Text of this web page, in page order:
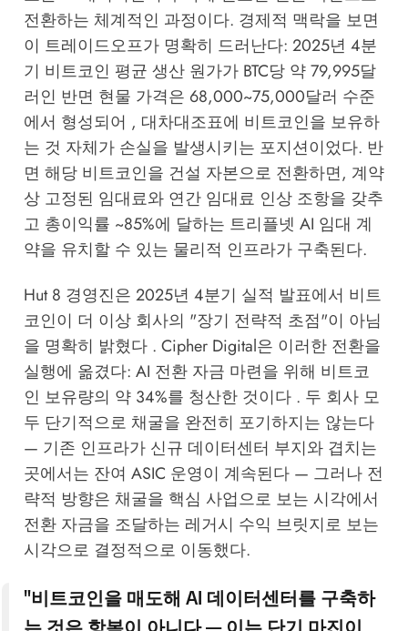
전환하는 체계적인 과정이다. 경제적 맥락을 보면
이 트레이드오프가 명확히 드러난다: 2025년 4분
기 비트코인 평균 생산 원가가 BTC당 약 79,995달
러인 반면 현물 가격은 68,000~75,000달러 수준
에서 형성되어 , 대차대조표에 비트코인을 보유하
는 것 자체가 손실을 발생시키는 포지션이었다. 반
면 해당 비트코인을 건설 자본으로 전환하면, 계약
상 고정된 임대료와 연간 임대료 인상 조항을 갖추
고 총이익률 ~85%에 달하는 트리플넷 AI 임대 계
약을 유치할 수 있는 물리적 인프라가 구축된다.
Hut 8 경영진은 2025년 4분기 실적 발표에서 비트
코인이 더 이상 회사의 "장기 전략적 초점"이 아님
을 명확히 밝혔다 . Cipher Digital은 이러한 전환을
실행에 옮겼다: AI 전환 자금 마련을 위해 비트코
인 보유량의 약 34%를 청산한 것이다 . 두 회사 모
두 단기적으로 채굴을 완전히 포기하지는 않는다
— 기존 인프라가 신규 데이터센터 부지와 겹치는
곳에서는 잔여 ASIC 운영이 계속된다 — 그러나 전
략적 방향은 채굴을 핵심 사업으로 보는 시각에서
전환 자금을 조달하는 레거시 수익 브릿지로 보는
시각으로 결정적으로 이동했다.
"비트코인을 매도해 AI 데이터센터를 구축하
는 것은 항복이 아니다 — 이는 단기 마진이